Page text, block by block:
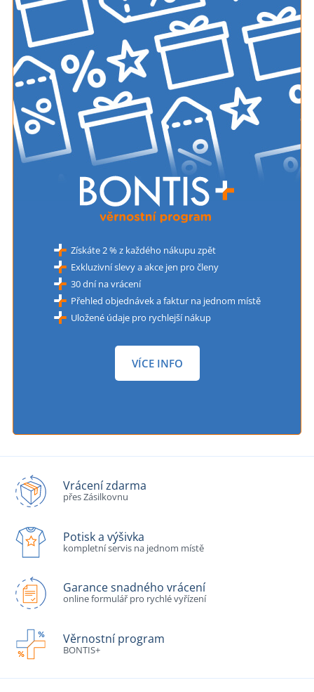
Získáte 2 % z každého nákupu zpět
Exkluzivní slevy a akce jen pro členy
30 dní na vrácení
Přehled objednávek a faktur na jednom místě
Uložené údaje pro rychlejší nákup
VÍCE INFO
Vrácení zdarma
přes Zásilkovnu
Potisk a výšivka
kompletní servis na jednom místě
Garance snadného vrácení
online formulář pro rychlé vyřízení
Věrnostní program
BONTIS+